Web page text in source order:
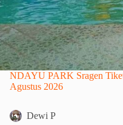
NDAYU PARK Sragen
Agustus 2026
Dewi P